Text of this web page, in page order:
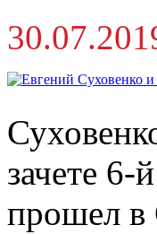
зачете
прошел в